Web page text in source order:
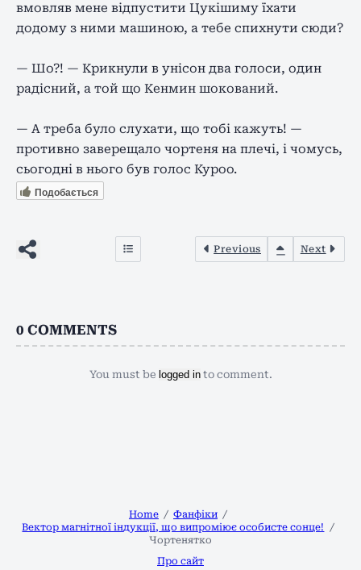
вмовляв мене відпустити Цукішиму їхати
додому з ними машиною, а тебе спихнути сюди?
— Шо?! — Крикнули в унісон два голоси, один
радісний, а той що Кенмин шокований.
— А треба було слухати, що тобі кажуть! —
противно заверещало чортеня на плечі, і чомусь,
сьогодні в нього був голос Куроо.
Подобається
Previous Next
0 COMMENTS
You must be logged into comment.
Home
Фанфіки
Вектор магнітної індукції, що випроміює особисте сонце!
Чортенятко
Про сайт